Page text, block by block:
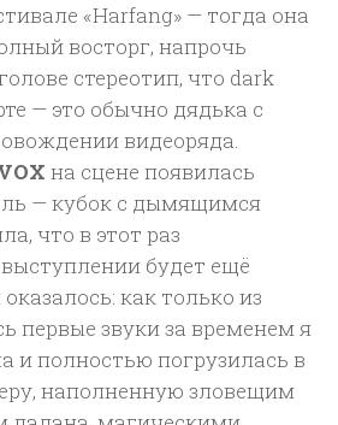
«Harfang» — тогда она
восторг, напрочь
стереотип, что dark
— это обычно дядька с
видеоряда.
на сцене появилась
— кубок с дымящимся
что в этот раз
будет ещё
как только из
первые звуки за временем я
и полностью погрузилась в
наполненную зловещим